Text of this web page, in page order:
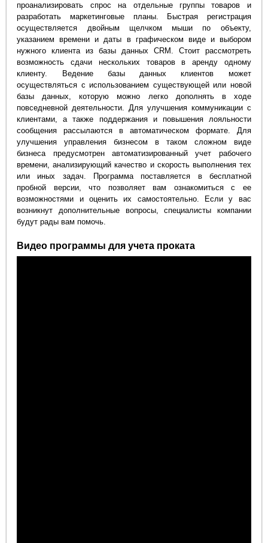
проанализировать спрос на отдельные группы товаров и
разработать маркетинговые планы. Быстрая регистрация
осуществляется двойным щелчком мыши по объекту,
указанием времени и даты в графическом виде и выбором
нужного клиента из базы данных CRM. Стоит рассмотреть
возможность сдачи нескольких товаров в аренду одному
клиенту. Ведение базы данных клиентов может
осуществляться с использованием существующей или новой
базы данных, которую можно легко дополнять в ходе
повседневной деятельности. Для улучшения коммуникации с
клиентами, а также поддержания и повышения лояльности
сообщения рассылаются в автоматическом формате. Для
улучшения управления бизнесом в таком сложном виде
бизнеса предусмотрен автоматизированный учет рабочего
времени, анализирующий качество и скорость выполнения тех
или иных задач. Программа поставляется в бесплатной
пробной версии, что позволяет вам ознакомиться с ее
возможностями и оценить их самостоятельно. Если у вас
возникнут дополнительные вопросы, специалисты компании
будут рады вам помочь.
Видео программы для учета проката